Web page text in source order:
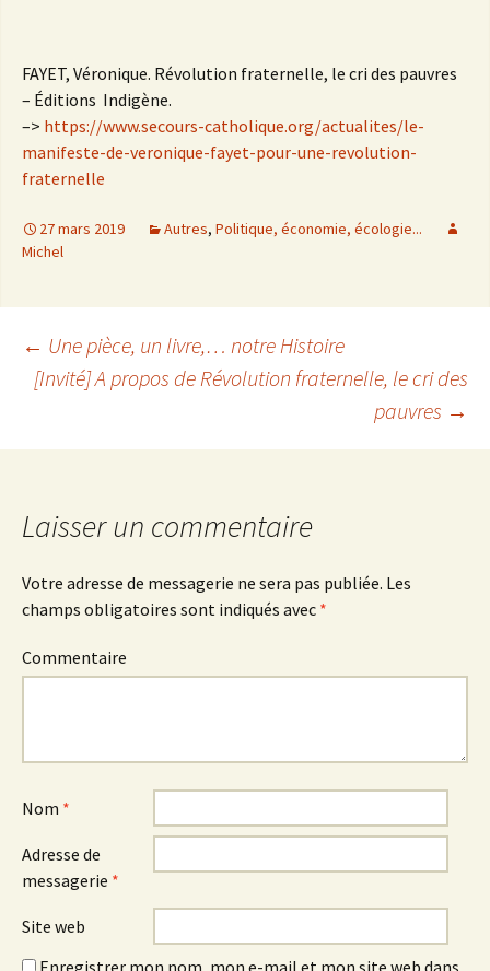
FAYET, Véronique. Révolution fraternelle, le cri des pauvres
– Éditions Indigène.
–> https://www.secours-catholique.org/actualites/le-
manifeste-de-veronique-fayet-pour-une-revolution-
fraternelle
27 mars 2019 Autres, Politique, économie, écologie...
Michel
Navigation
des
articles
← Une pièce, un livre,… notre Histoire
[Invité] A propos de Révolution fraternelle, le cri des
pauvres →
Laisser un commentaire
Votre adresse de messagerie ne sera pas publiée. Les
champs obligatoires sont indiqués avec *
Commentaire
Nom *
Adresse de
messagerie *
Site web
Enregistrer mon nom, mon e-mail et mon site web dans